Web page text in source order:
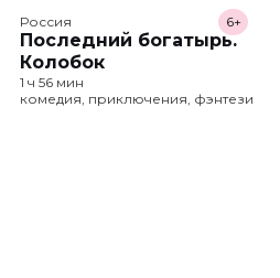
Россия
Последний богатырь.
Колобок
6+
1 ч 56 мин
комедия, приключения, фэнтези